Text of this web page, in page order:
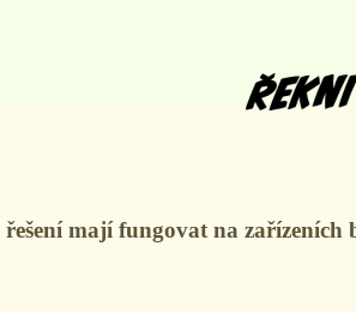
řešení mají fungovat na